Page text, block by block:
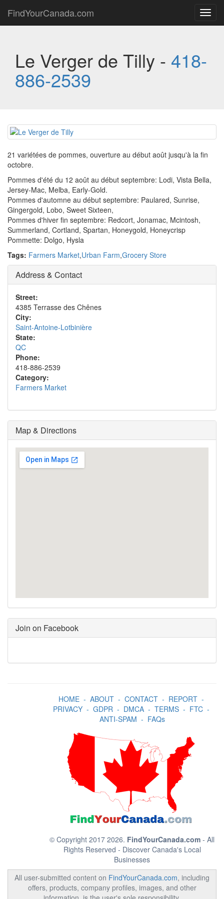
FindYourCanada.com
Le Verger de Tilly - 418-
886-2539
21 variétées de pommes, ouverture au début août jusqu'à la fin
octobre.
Pommes d'été du 12 août au début septembre: Lodi, Vista Bella,
Jersey-Mac, Melba, Early-Gold.
Pommes d'automne au début septembre: Paulared, Sunrise,
Gingergold, Lobo, Sweet Sixteen,
Pommes d'hiver fin septembre: Redcort, Jonamac, Mcintosh,
Summerland, Cortland, Spartan, Honeygold, Honeycrisp
Pommette: Dolgo, Hysla
Tags: Farmers Market,Urban Farm,Grocery Store
Address & Contact
Street:
4385 Terrasse des Chênes
City:
Saint-Antoine-Lotbinière
State:
QC
Phone:
418-886-2539
Category:
Farmers Market
Map & Directions
Join on Facebook
HOME- ABOUT- CONTACT- REPORT-
PRIVACY- GDPR- DMCA- TERMS- FTC-
ANTI-SPAM - FAQs
© Copyright 2017 2026. FindYourCanada.com - All
Rights Reserved - Discover Canada's Local
Businesses
All user-submitted content on FindYourCanada.com, including
offers, products, company profiles, images, and other